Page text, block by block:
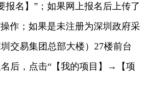
报名】”；如果网上报名后上传了
作；如果是未注册为深圳政府采
交易集团总部大楼）27楼前台
名后，点击“【我的项目】→【项